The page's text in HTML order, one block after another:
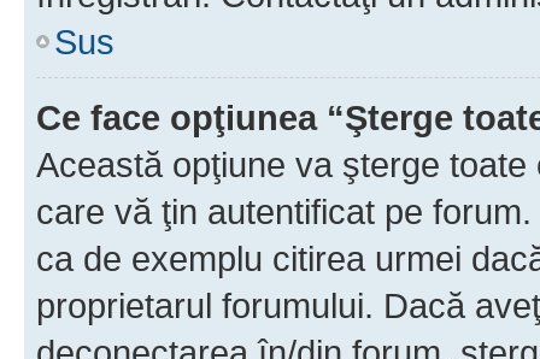
Sus
Ce face opţiunea “Şterge
Această opţiune va şterge
care vă ţin autentificat pe
ca de exemplu citirea urmei
proprietarul forumului. Dacă